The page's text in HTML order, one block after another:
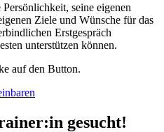
seine eigenen
Ziele und Wünsche für das
Erstgespräch
unterstützen können.
auf den Button.
gesucht!